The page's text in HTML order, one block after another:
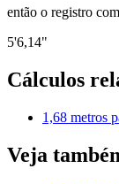
então o registro
5'6,14"
Cálculos
1,68 metros
Veja